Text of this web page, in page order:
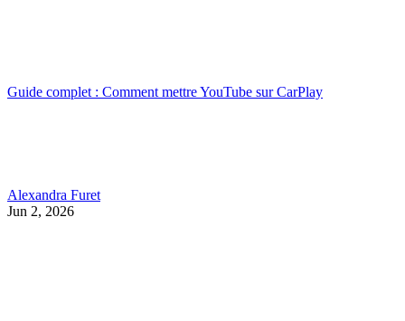
Guide complet : Comment mettre YouTube sur CarPlay
Alexandra Furet
Jun 2, 2026